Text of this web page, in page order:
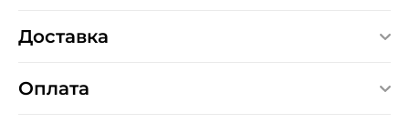
Доставка
Оплата